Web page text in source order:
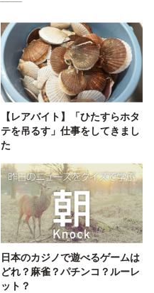
【レアバイト】「ひたすらホタ
テを吊るす」仕事をしてきまし
た
日本のカジノで遊べるゲームは
どれ？麻雀？パチンコ？ルーレ
ット？